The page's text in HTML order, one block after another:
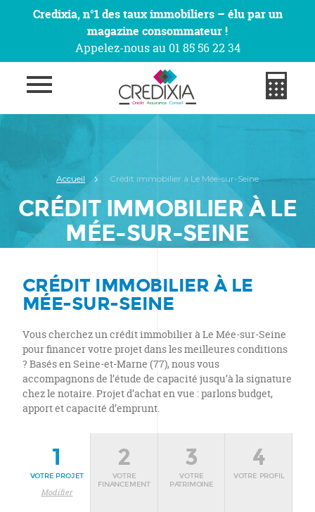
Credixia, n°1 des taux immobiliers – élu par un
magazine consommateur !
Appelez-nous au 01 85 56 22 34
Accueil Crédit immobilier à Le Mée-sur-Seine
CRÉDIT IMMOBILIER À LE
MÉE-SUR-SEINE
CRÉDIT IMMOBILIER À LE
MÉE-SUR-SEINE
Vous cherchez un crédit immobilier à Le Mée-sur-Seine
pour financer votre projet dans les meilleures conditions
? Basés en Seine-et-Marne (77), nous vous
accompagnons de l’étude de capacité jusqu’à la signature
chez le notaire. Projet d’achat en vue : parlons budget,
apport et capacité d’emprunt.
1
VOTRE PROJET
Modifier
2
VOTRE
FINANCEMENT
3
VOTRE
PATRIMOINE
4
VOTRE PROFIL